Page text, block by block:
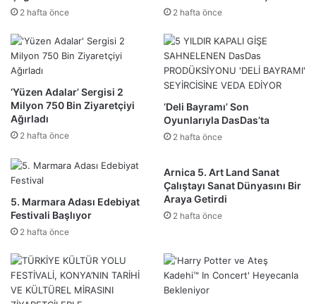
2 hafta önce 2 hafta önce
‘Yüzen Adalar’ Sergisi 2
Milyon 750 Bin Ziyaretçiyi
Ağırladı
2 hafta önce
‘Deli Bayramı’ Son
Oyunlarıyla DasDas’ta
2 hafta önce
5. Marmara Adası Edebiyat
Festivali Başlıyor
2 hafta önce
Arnica 5. Art Land Sanat
Çalıştayı Sanat Dünyasını Bir
Araya Getirdi
2 hafta önce